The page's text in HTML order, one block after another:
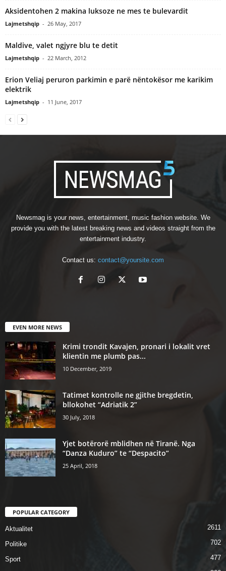
Aksidentohen 2 makina luksoze ne mes te bulevardit
Lajmetshqip - 26 May, 2017
Maldive, valet ngjyre blu te detit
Lajmetshqip - 22 March, 2012
Erion Veliaj peruron parkimin e parë nëntokësor me karikim
elektrik
Lajmetshqip - 11 June, 2017
Newsmag is your news, entertainment, music fashion website. We
provide you with the latest breaking news and videos straight from the
entertainment industry.
Contact us: contact@yoursite.com
EVEN MORE NEWS
Krimi trondit Kavajen, pronari i lokalit vret
klientin me plumb pas...
10 December, 2019
Tatimet kontrolle ne gjithe bregdetin,
bllokohet “Adriatik 2”
30 July, 2018
Yjet botërorë mblidhen në Tiranë. Nga
“Danza Kuduro” te “Despacito”
25 April, 2018
POPULAR CATEGORY
Aktualitet 2611
Politike 702
Sport 477